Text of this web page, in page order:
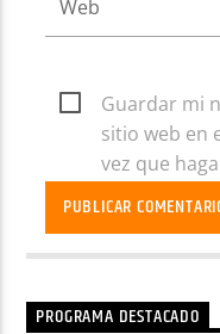
Guardar mi
sitio web en
vez que
PROGRAMA DESTACADO